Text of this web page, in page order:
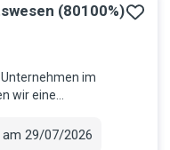
(80100%)
im
wir eine
am 29/07/2026